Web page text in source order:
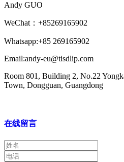
Andy GUO
WeChat：+85269165902
Whatsapp:+85 269165902
Email:andy-eu@tisdlip.com
Room 801, Building 2, No.22
Town, Dongguan, Guangdong
在线留言